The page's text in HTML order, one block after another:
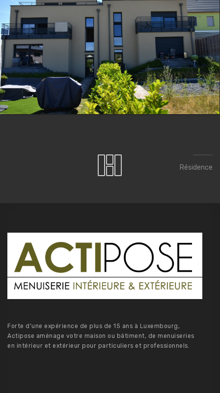
Résidence
Forte d’une expérience de plus de 15 ans à Luxembourg,
Actipose aménage votre maison ou bâtiment, de menuiseries
en intérieur et extérieur pour particuliers et professionnels.